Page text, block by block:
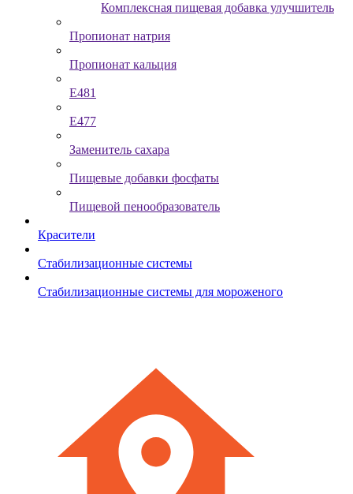
Комплексная пищевая добавка улучшитель
Пропионат натрия
Пропионат кальция
Е481
Е477
Заменитель сахара
Пищевые добавки фосфаты
Пищевой пенообразователь
Красители
Стабилизационные системы
Стабилизационные системы для мороженого